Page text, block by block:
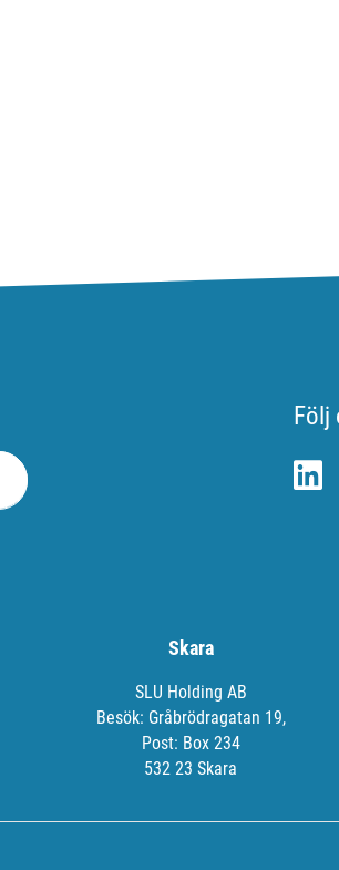
Följ
Skara
SLU Holding AB
Besök: Gråbrödragatan 19,
Post: Box 234
532 23 Skara